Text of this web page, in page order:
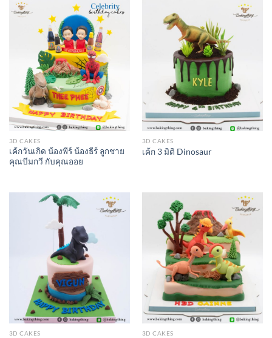
3D CAKES
เค้กวันเกิด น้องพีร์ น้องธีร์ ลูกชาย
คุณบีมกวี กับคุณออย
3D CAKES
เค้ก 3 มิติ Dinosaur
3D CAKES 3D CAKES